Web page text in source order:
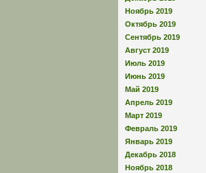
Ноябрь 2019
Октябрь 2019
Сентябрь 2019
Август 2019
Июль 2019
Июнь 2019
Май 2019
Апрель 2019
Март 2019
Февраль 2019
Январь 2019
Декабрь 2018
Ноябрь 2018